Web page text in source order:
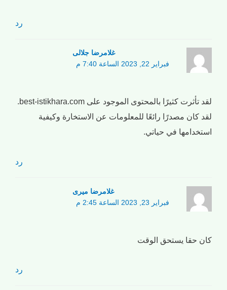
رد
غلامرضا جلالی
فبراير 22, 2023 الساعة 7:40 م
لقد تأثرت كثيرًا بالمحتوى الموجود على best-istikhara.com.
لقد كان مصدرًا رائعًا للمعلومات عن الاستخارة وكيفية
استخدامها في حياتي.
رد
غلامرضا میری
فبراير 23, 2023 الساعة 2:45 م
كان حقا يستحق الوقت
رد